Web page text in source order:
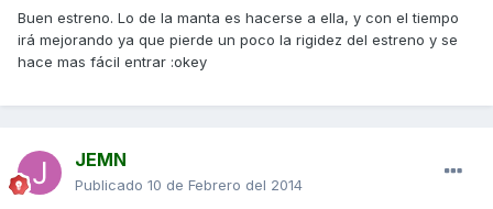
Buen estreno. Lo de la manta es hacerse a ella, y con el tiempo
irá mejorando ya que pierde un poco la rigidez del estreno y se
hace mas fácil entrar :okey
JEMN
Publicado 10 de Febrero del 2014